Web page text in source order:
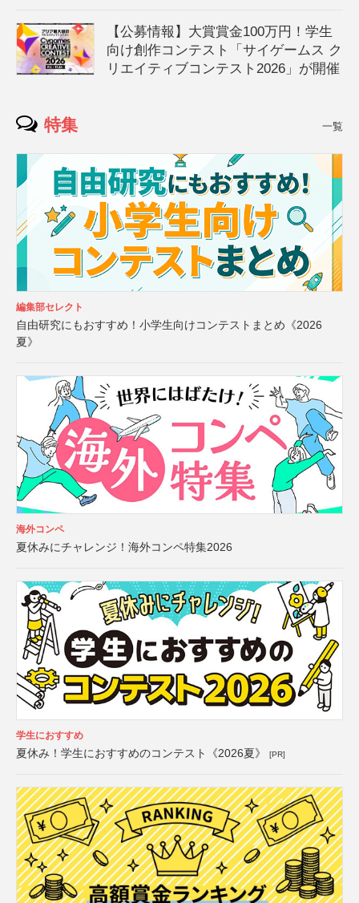
【公募情報】大賞賞金100万円！学生
向け創作コンテスト「サイゲームス ク
リエイティブコンテスト2026」が開催
特集 一覧
編集部セレクト
自由研究にもおすすめ！小学生向けコンテストまとめ《2026
夏》
海外コンペ
夏休みにチャレンジ！海外コンペ特集2026
学生におすすめ
夏休み！学生におすすめのコンテスト《2026夏》 [PR]